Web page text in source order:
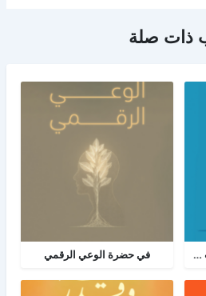
ذات صلة
التخطيط الإستراتيجي خطوات ومعرفة: الدليل الإرشادي والبرنامج العملي للتخطيط في حضرة الوعي الرقمي